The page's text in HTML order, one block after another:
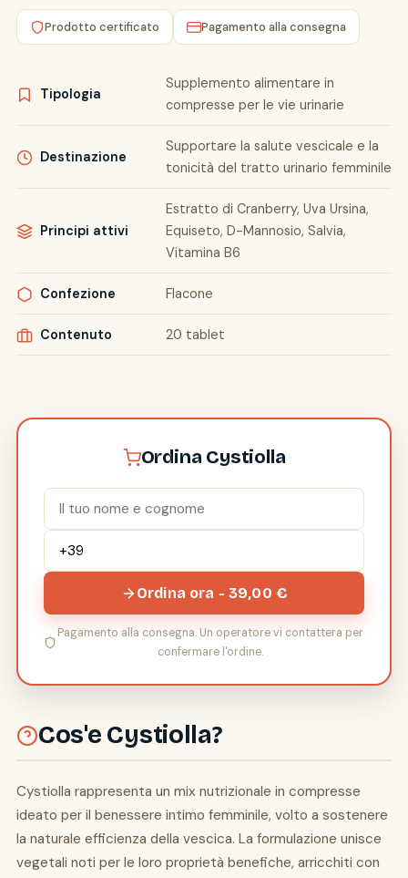
Prodotto certificato Pagamento alla consegna
Tipologia
Supplemento alimentare in
compresse per le vie urinarie
Destinazione
Supportare la salute vescicale e la
tonicità del tratto urinario femminile
Principi attivi
Estratto di Cranberry, Uva Ursina,
Equiseto, D-Mannosio, Salvia,
Vitamina B6
Confezione Flacone
Contenuto 20 tablet
Ordina Cystiolla
Ordina ora - 39,00 €
Pagamento alla consegna. Un operatore vi contattera per
confermare l'ordine.
Cos'e Cystiolla?
Cystiolla rappresenta un mix nutrizionale in compresse
ideato per il benessere intimo femminile, volto a sostenere
la naturale efficienza della vescica. La formulazione unisce
vegetali noti per le loro proprietà benefiche, arricchiti con